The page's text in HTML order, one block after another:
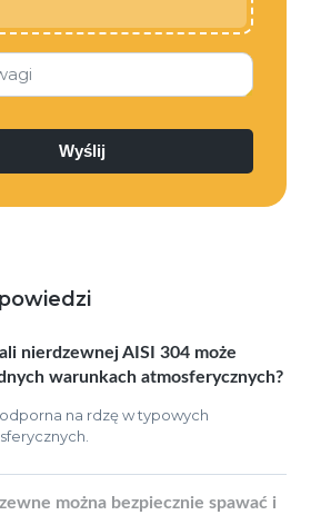
nierdzewnej AISI 304 może
warunkach atmosferycznych?
na rdzę w typowych
można bezpiecznie spawać i